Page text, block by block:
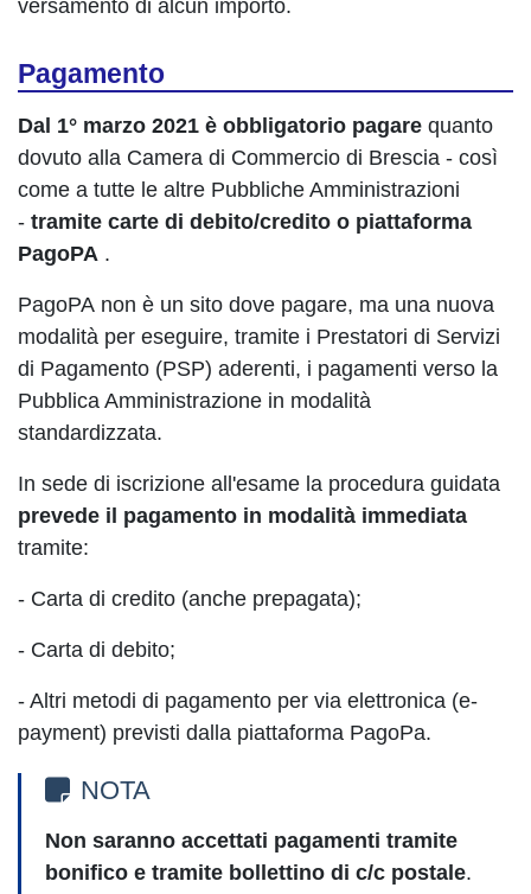
versamento di alcun importo.
Pagamento
Dal 1° marzo 2021 è obbligatorio pagare quanto
dovuto alla Camera di Commercio di Brescia - così
come a tutte le altre Pubbliche Amministrazioni
- tramite carte di debito/credito o piattaforma
PagoPA .
PagoPA non è un sito dove pagare, ma una nuova
modalità per eseguire, tramite i Prestatori di Servizi
di Pagamento (PSP) aderenti, i pagamenti verso la
Pubblica Amministrazione in modalità
standardizzata.
In sede di iscrizione all'esame la procedura guidata
prevede il pagamento in modalità immediata
tramite:
- Carta di credito (anche prepagata);
- Carta di debito;
- Altri metodi di pagamento per via elettronica (e-
payment) previsti dalla piattaforma PagoPa.
NOTA
Non saranno accettati pagamenti tramite
bonifico e tramite bollettino di c/c postale.